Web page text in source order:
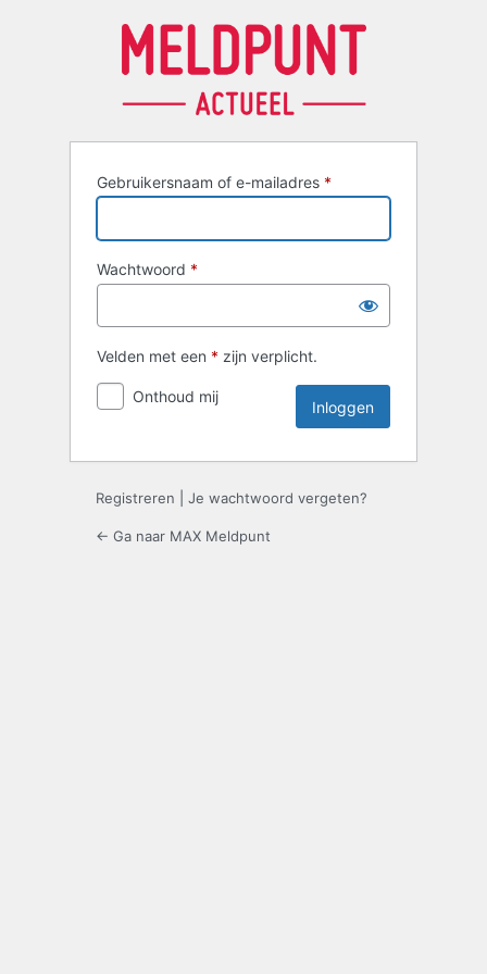
Gebruikersnaam of e-mailadres *
Wachtwoord *
Velden met een * zijn verplicht.
Onthoud mij
Registreren Je wachtwoord vergeten?
← Ga naar MAX Meldpunt